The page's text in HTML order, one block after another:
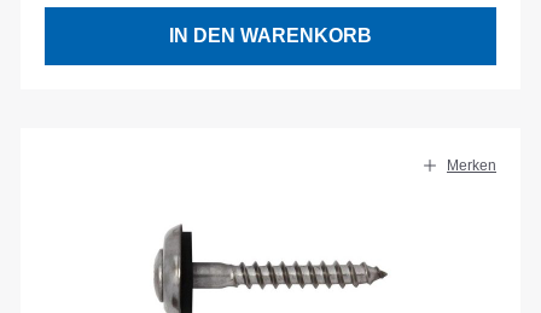
IN DEN WARENKORB
Merken